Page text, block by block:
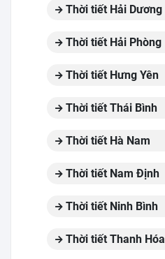
Thời tiết Hải Dương
Thời tiết Hải Phòng
Thời tiết Hưng Yên
Thời tiết Thái Bình
Thời tiết Hà Nam
Thời tiết Nam Định
Thời tiết Ninh Bình
Thời tiết Thanh Hóa